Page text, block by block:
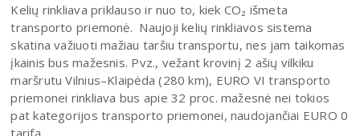
Kelių rinkliava priklauso ir nuo to, kiek CO₂ išmeta
transporto priemonė. Naujoji kelių rinkliavos sistema
skatina važiuoti mažiau taršiu transportu, nes jam taikomas
įkainis bus mažesnis. Pvz., vežant krovinį 2 ašių vilkiku
maršrutu Vilnius–Klaipėda (280 km), EURO VI transporto
priemonei rinkliava bus apie 32 proc. mažesnė nei tokios
pat kategorijos transporto priemonei, naudojančiai EURO 0
tarifą.